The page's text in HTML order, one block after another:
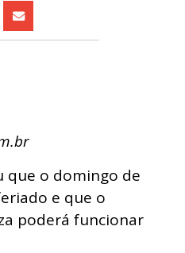
que o domingo de
e que o
poderá funcionar